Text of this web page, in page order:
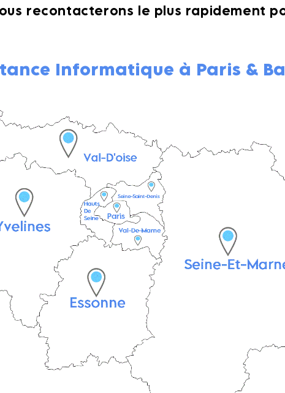
recontacterons le plus rapidement
Informatique à Paris &